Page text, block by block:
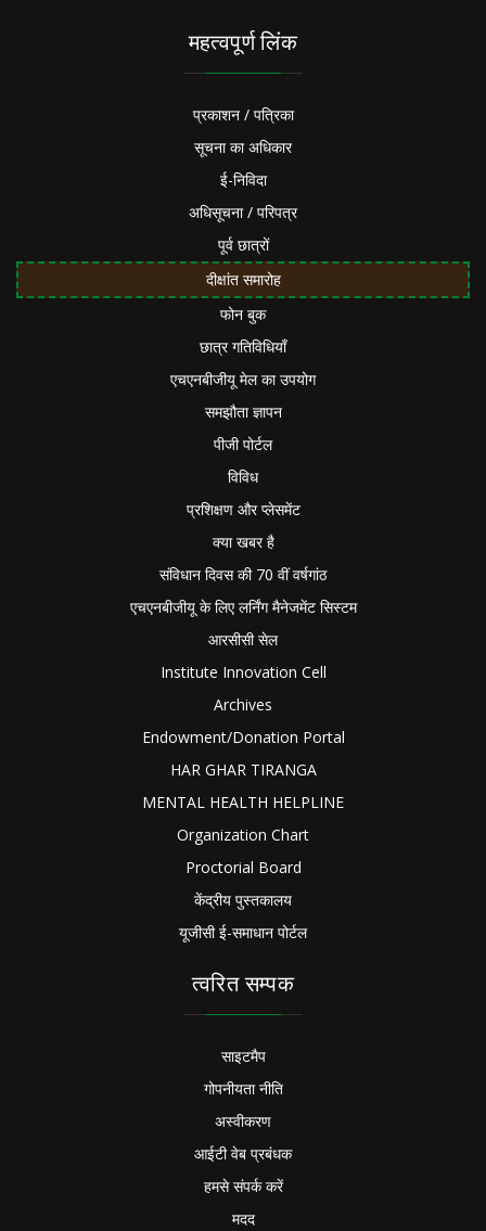
महत्वपूर्ण लिंक
प्रकाशन / पत्रिका
सूचना का अधिकार
ई-निविदा
अधिसूचना / परिपत्र
पूर्व छात्रों
दीक्षांत समारोह
फोन बुक
छात्र गतिविधियाँ
एचएनबीजीयू मेल का उपयोग
समझौता ज्ञापन
पीजी पोर्टल
विविध
प्रशिक्षण और प्लेसमेंट
क्या खबर है
संविधान दिवस की 70 वीं वर्षगांठ
एचएनबीजीयू के लिए लर्निंग मैनेजमेंट सिस्टम
आरसीसी सेल
Institute Innovation Cell
Archives
Endowment/Donation Portal
HAR GHAR TIRANGA
MENTAL HEALTH HELPLINE
Organization Chart
Proctorial Board
केंद्रीय पुस्तकालय
यूजीसी ई-समाधान पोर्टल
त्वरित सम्पक
साइटमैप
गोपनीयता नीति
अस्वीकरण
आईटी वेब प्रबंधक
हमसे संपर्क करें
मदद